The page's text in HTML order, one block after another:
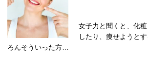
女子力と聞くと、化
したり、痩せようと
ろんそういった方…